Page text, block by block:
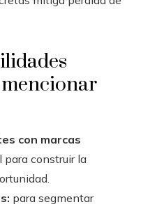
mencionar
con marcas
para construir la
para segmentar